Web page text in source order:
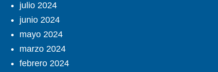
julio 2024
junio 2024
mayo 2024
marzo 2024
febrero 2024